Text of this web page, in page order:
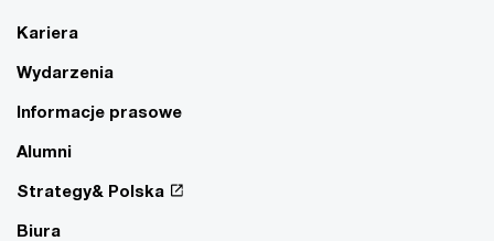
Kariera
Wydarzenia
Informacje prasowe
Alumni
Strategy& Polska
Biura